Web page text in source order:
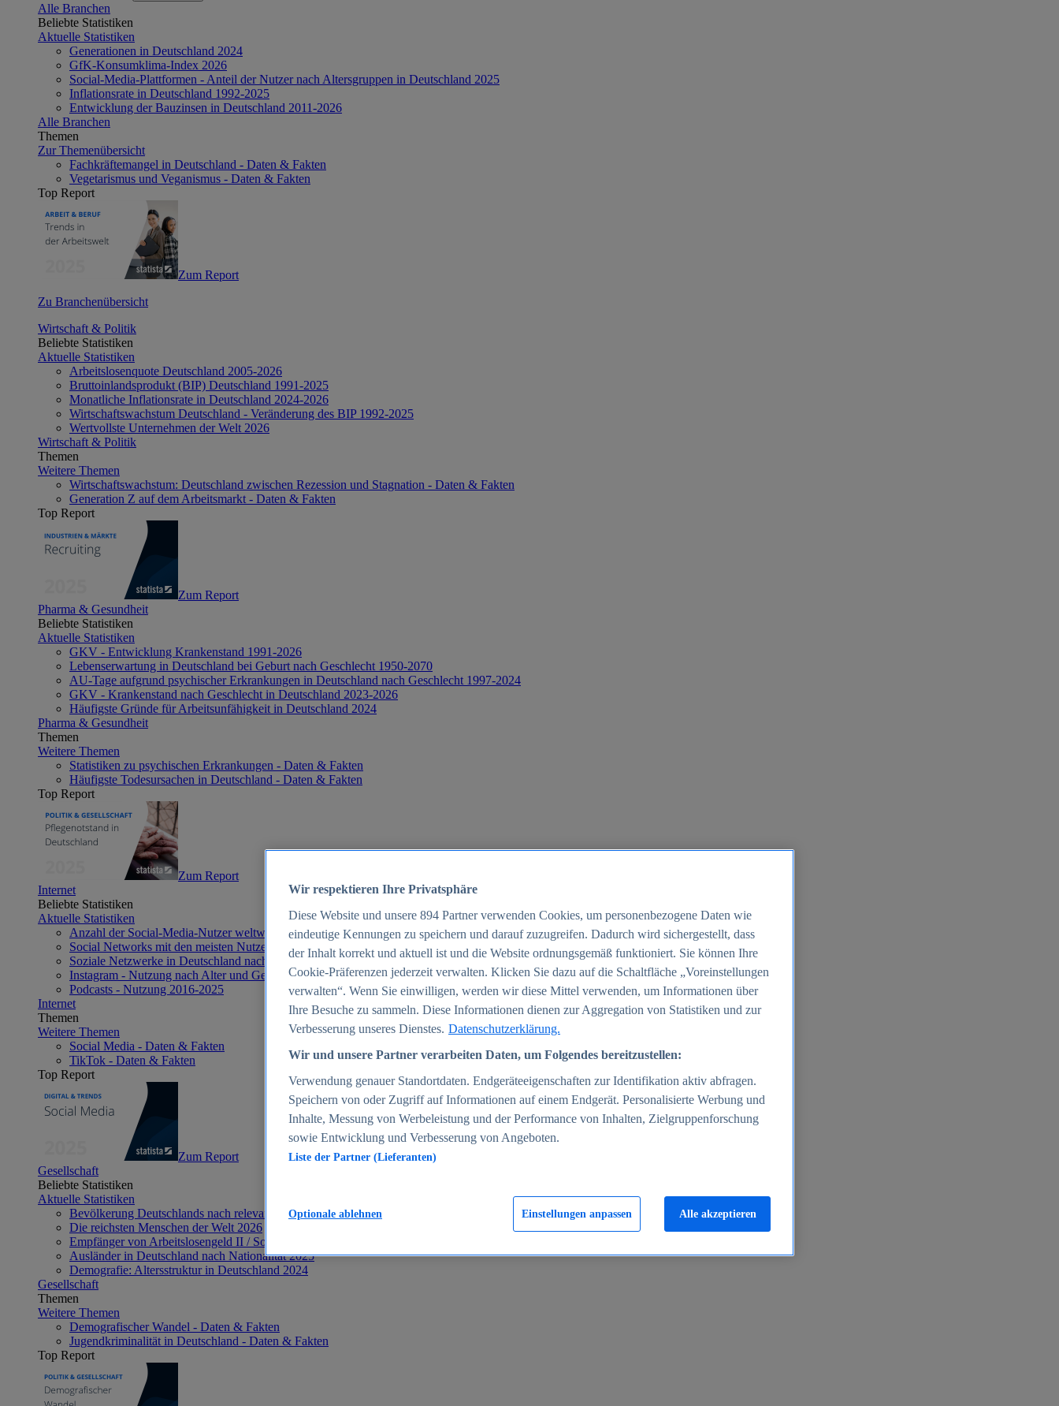
Alle Branchen
Beliebte Statistiken
Aktuelle Statistiken
Generationen in Deutschland 2024
GfK-Konsumklima-Index 2026
Social-Media-Plattformen - Anteil der Nutzer nach Altersgruppen in Deutschland 2025
Inflationsrate in Deutschland 1992-2025
Entwicklung der Bauzinsen in Deutschland 2011-2026
Alle Branchen
Themen
Zur Themenübersicht
Fachkräftemangel in Deutschland - Daten & Fakten
Vegetarismus und Veganismus - Daten & Fakten
Top Report
Zum Report
Zu Branchenübersicht
Wirtschaft & Politik
Beliebte Statistiken
Aktuelle Statistiken
Arbeitslosenquote Deutschland 2005-2026
Bruttoinlandsprodukt (BIP) Deutschland 1991-2025
Monatliche Inflationsrate in Deutschland 2024-2026
Wirtschaftswachstum Deutschland - Veränderung des BIP 1992-2025
Wertvollste Unternehmen der Welt 2026
Wirtschaft & Politik
Themen
Weitere Themen
Wirtschaftswachstum: Deutschland zwischen Rezession und Stagnation - Daten & Fakten
Generation Z auf dem Arbeitsmarkt - Daten & Fakten
Top Report
Zum Report
Pharma & Gesundheit
Beliebte Statistiken
Aktuelle Statistiken
GKV - Entwicklung Krankenstand 1991-2026
Lebenserwartung in Deutschland bei Geburt nach Geschlecht 1950-2070
AU-Tage aufgrund psychischer Erkrankungen in Deutschland nach Geschlecht 1997-2024
GKV - Krankenstand nach Geschlecht in Deutschland 2023-2026
Häufigste Gründe für Arbeitsunfähigkeit in Deutschland 2024
Pharma & Gesundheit
Themen
Weitere Themen
Statistiken zu psychischen Erkrankungen - Daten & Fakten
Häufigste Todesursachen in Deutschland - Daten & Fakten
Top Report
Zum Report
Internet
Beliebte Statistiken
Aktuelle Statistiken
Anzahl der Social-Media-Nutzer weltweit 2012-2025
Social Networks mit den meisten Nutzern weltweit 2025
Soziale Netzwerke in Deutschland nach Generationen 2025
Instagram - Nutzung nach Alter und Geschlecht in Deutschland 2025
Podcasts - Nutzung 2016-2025
Internet
Themen
Weitere Themen
Social Media - Daten & Fakten
TikTok - Daten & Fakten
Top Report
Zum Report
Gesellschaft
Beliebte Statistiken
Aktuelle Statistiken
Bevölkerung Deutschlands nach relevanten Altersgruppen 2024
Die reichsten Menschen der Welt 2026
Empfänger von Arbeitslosengeld II / Sozialgeld / Bürgergeld in Deutschland 2005-2025
Ausländer in Deutschland nach Nationalität 2025
Demografie: Altersstruktur in Deutschland 2024
Gesellschaft
Themen
Weitere Themen
Demografischer Wandel - Daten & Fakten
Jugendkriminalität in Deutschland - Daten & Fakten
Top Report
Wir respektieren Ihre Privatsphäre
Diese Website und unsere 894 Partner verwenden Cookies, um personenbezogene Daten wie
eindeutige Kennungen zu speichern und darauf zuzugreifen. Dadurch wird sichergestellt, dass
der Inhalt korrekt und aktuell ist und die Website ordnungsgemäß funktioniert. Sie können Ihre
Cookie-Präferenzen jederzeit verwalten. Klicken Sie dazu auf die Schaltfläche „Voreinstellungen
verwalten“. Wenn Sie einwilligen, werden wir diese Mittel verwenden, um Informationen über
Ihre Besuche zu sammeln. Diese Informationen dienen zur Aggregation von Statistiken und zur
Verbesserung unseres Dienstes. Datenschutzerklärung.
Wir und unsere Partner verarbeiten Daten, um Folgendes bereitzustellen:
Verwendung genauer Standortdaten. Endgeräteeigenschaften zur Identifikation aktiv abfragen.
Speichern von oder Zugriff auf Informationen auf einem Endgerät. Personalisierte Werbung und
Inhalte, Messung von Werbeleistung und der Performance von Inhalten, Zielgruppenforschung
sowie Entwicklung und Verbesserung von Angeboten.
Liste der Partner (Lieferanten)
Einstellungen anpassen
Optionale ablehnen Alle akzeptieren